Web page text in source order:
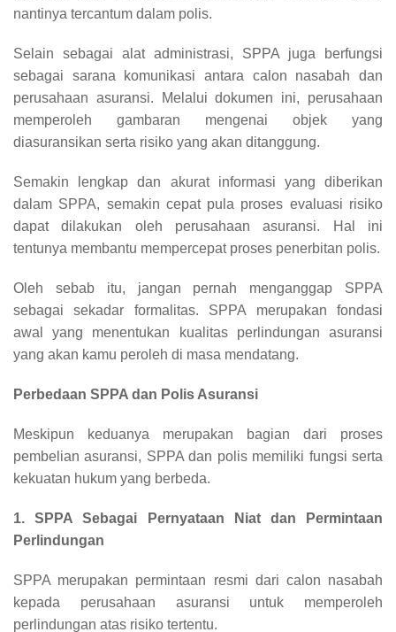
nantinya tercantum dalam polis.
Selain sebagai alat administrasi, SPPA juga berfungsi
sebagai sarana komunikasi antara calon nasabah dan
perusahaan asuransi. Melalui dokumen ini, perusahaan
memperoleh gambaran mengenai objek yang
diasuransikan serta risiko yang akan ditanggung.
Semakin lengkap dan akurat informasi yang diberikan
dalam SPPA, semakin cepat pula proses evaluasi risiko
dapat dilakukan oleh perusahaan asuransi. Hal ini
tentunya membantu mempercepat proses penerbitan polis.
Oleh sebab itu, jangan pernah menganggap SPPA
sebagai sekadar formalitas. SPPA merupakan fondasi
awal yang menentukan kualitas perlindungan asuransi
yang akan kamu peroleh di masa mendatang.
Perbedaan SPPA dan Polis Asuransi
Meskipun keduanya merupakan bagian dari proses
pembelian asuransi, SPPA dan polis memiliki fungsi serta
kekuatan hukum yang berbeda.
1. SPPA Sebagai Pernyataan Niat dan Permintaan
Perlindungan
SPPA merupakan permintaan resmi dari calon nasabah
kepada perusahaan asuransi untuk memperoleh
perlindungan atas risiko tertentu.